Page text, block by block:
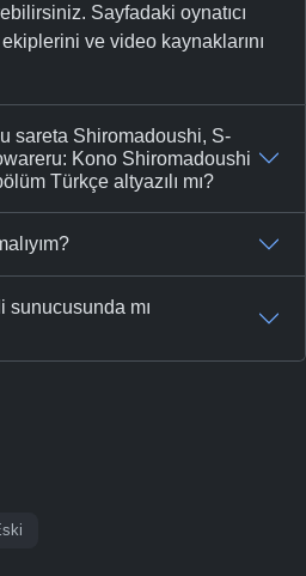
Sayfadaki oynatıcı
ve video kaynaklarını
sareta Shiromadoushi, S-
Kono Shiromadoushi
Türkçe altyazılı mı?
sunucusunda mı